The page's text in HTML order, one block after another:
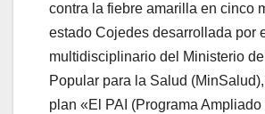
contra la fiebre amarilla en cinco
estado Cojedes desarrollada por
multidisciplinario del Ministerio
Popular para la Salud
plan «El PAI (Programa Ampliado